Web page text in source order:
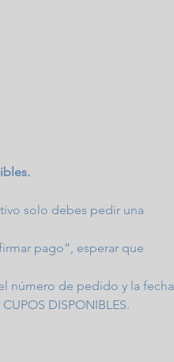
solo debes pedir una
pago”, esperar que
número de pedido y la fecha
DISPONIBLES.